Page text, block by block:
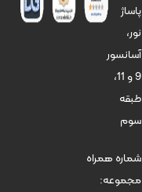
پاساژ
نور،
آسانسور
9 و 11،
طبقه
سوم
شماره همراه
مجموعه: